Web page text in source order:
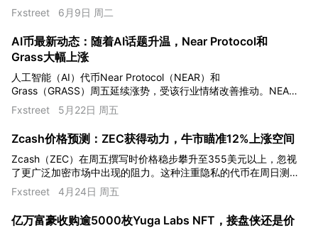
避情绪，但其表现依然坚挺。
Fxstreet 6月9日 周二
AI币最新动态：随着AI话题升温，Near Protocol和
Grass大幅上涨
人工智能（AI）代币Near Protocol（NEAR）和
Grass（GRASS）周五延续涨势，受该行业情绪改善推动。NEAR
上涨18%，在2.40美元阻力位附近交易，而GRASS徘徊在0.45美
元左右。
Fxstreet 5月22日 周五
Zcash价格预测：ZEC获得动力，牛市瞄准12%上涨空间
Zcash（ZEC）在周五撰写时价格稳步攀升至355美元以上，忽视
了更广泛加密市场中出现的阻力。这种注重隐私的代币在周日测
试了300美元的支撑位，使多头增加了风险敞口并为当前的涨势
积聚了动力。
Fxstreet 4月24日 周五
亿万富豪收购逾5000枚Yuga Labs NFT，接盘侠还是价